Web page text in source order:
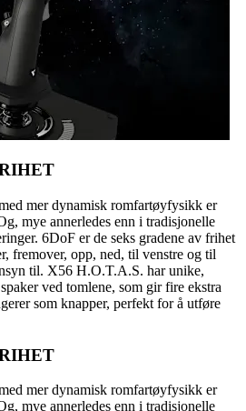
mer dynamisk romfartøyfysikk er
mye annerledes enn i tradisjonelle
6DoF er de seks gradene av frihet
fremover, opp, ned, til venstre og til
til. X56 H.O.T.A.S. har unike,
ved tomlene, som gir fire ekstra
som knapper, perfekt for å utføre
mer dynamisk romfartøyfysikk er
mye annerledes enn i tradisjonelle